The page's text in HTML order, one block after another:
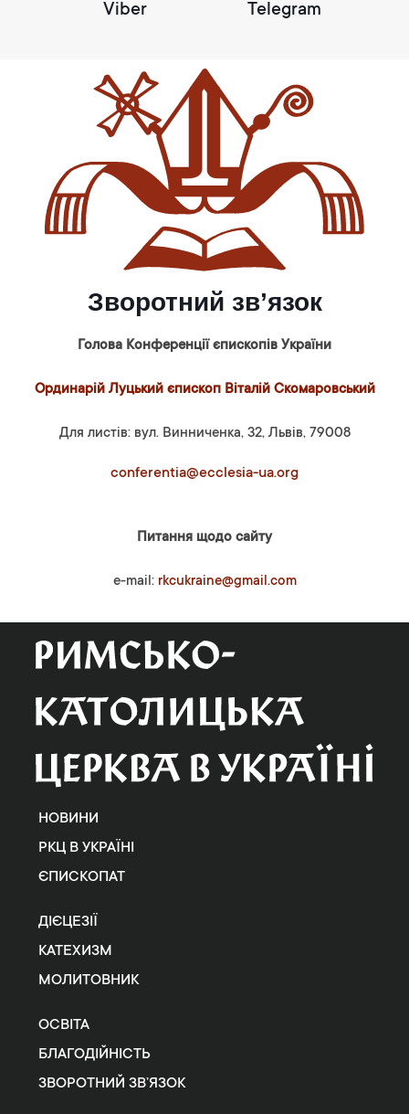
Viber Telegram
Зворотний зв’язок
Голова Конференції єпископів України
Ординарій Луцький єпископ Віталій Скомаровський
Для листів: вул. Винниченка, 32, Львів, 79008
conferentia@ecclesia-ua.org
Питання щодо сайту
e-mail: rkcukraine@gmail.com
НОВИНИ
РКЦ В УКРАЇНІ
ЄПИСКОПАТ
ДІЄЦЕЗІЇ
КАТЕХИЗМ
МОЛИТОВНИК
ОСВІТА
БЛАГОДІЙНІСТЬ
ЗВОРОТНИЙ ЗВ’ЯЗОК